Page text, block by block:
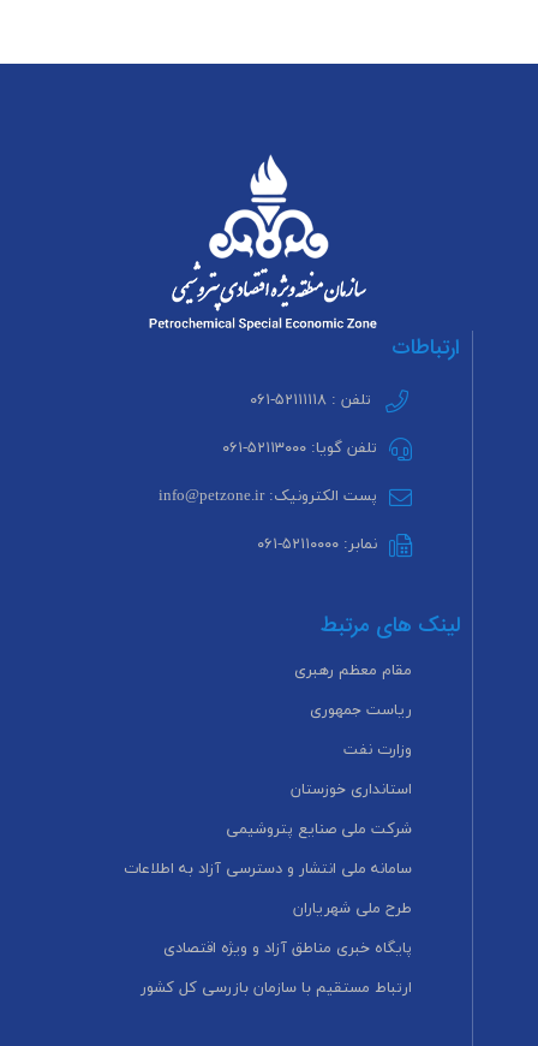
ارتباطات
تلفن : ۵۲۱۱۱۱۱۸-۰۶۱
تلفن گویا: ۵۲۱۱۳۰۰۰-۰۶۱
پست الکترونیک: info@petzone.ir
نمابر: ۵۲۱۱۰۰۰۰-۰۶۱
لینک های مرتبط
مقام معظم رهبری
ریاست جمهوری
وزارت نفت
استانداری خوزستان
شرکت ملی صنایع پتروشیمی
سامانه ملی انتشار و دسترسی آزاد به اطلاعات
طرح ملی شهریاران
پایگاه خبری مناطق آزاد و ویژه اقتصادی
ارتباط مستقیم با سازمان بازرسی کل کشور